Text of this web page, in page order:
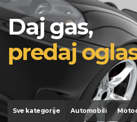
Daj gas,
predaj
Sve kategorije Automobili